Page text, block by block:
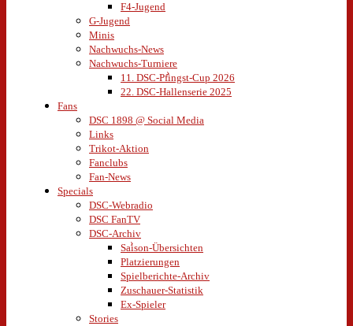
F4-Jugend
G-Jugend
Minis
Nachwuchs-News
Nachwuchs-Turniere
11. DSC-Pfingst-Cup 2026
22. DSC-Hallenserie 2025
Fans
DSC 1898 @ Social Media
Links
Trikot-Aktion
Fanclubs
Fan-News
Specials
DSC-Webradio
DSC FanTV
DSC-Archiv
Saison-Übersichten
Platzierungen
Spielberichte-Archiv
Zuschauer-Statistik
Ex-Spieler
Stories